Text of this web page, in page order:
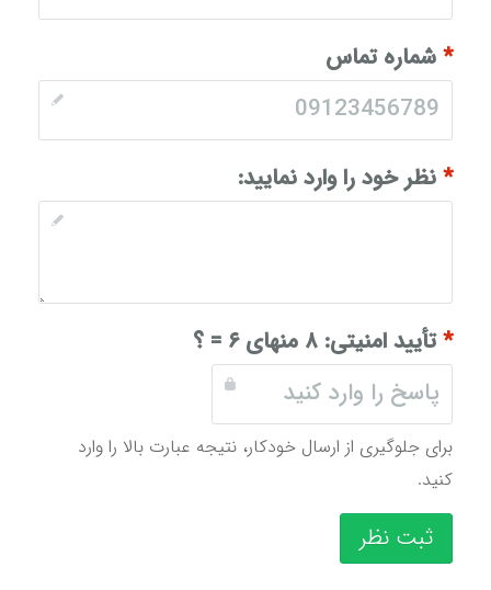
*شماره تماس
*نظر خود را وارد نمایید:
*تأیید امنیتی: ۸ منهای ۶ = ؟
برای جلوگیری از ارسال خودکار، نتیجه عبارت بالا را وارد
کنید.
ثبت نظر